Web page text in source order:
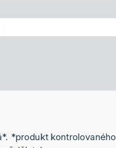
*produkt kontrolovaného